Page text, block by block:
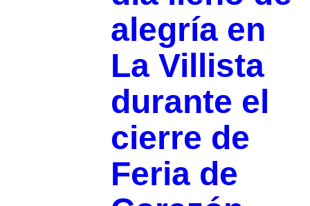
alegría en
La Villista
durante el
cierre de
Feria de